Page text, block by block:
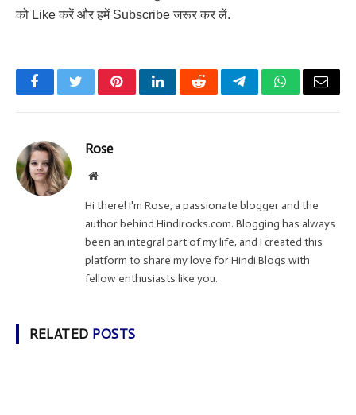
को Like करें और हमें Subscribe जरूर कर लें.
FacebookTwitterPinterestLinkedInRedditTelegramWhatsApp
Email
Rose
Website
Hi there! I'm Rose, a passionate blogger and the
author behind Hindirocks.com. Blogging has always
been an integral part of my life, and I created this
platform to share my love for Hindi Blogs with
fellow enthusiasts like you.
RELATED POSTS